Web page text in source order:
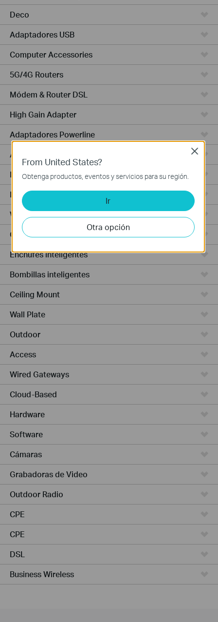
Deco
Adaptadores USB
Computer Accessories
5G/4G Routers
Módem & Router DSL
High Gain Adapter
Adaptadores Powerline
Adaptadores de Alta Potencia
PCIe Adapters
Punto de Acceso
Wireless USB Adapters
Cámaras Cloud
Enchufes inteligentes
Bombillas inteligentes
Ceiling Mount
Wall Plate
Outdoor
Access
Wired Gateways
Cloud-Based
Hardware
Software
Cámaras
Grabadoras de Video
Outdoor Radio
CPE
CPE
DSL
Business Wireless
From United States?
Obtenga productos, eventos y servicios para su región.
Ir
Otra opción
Close